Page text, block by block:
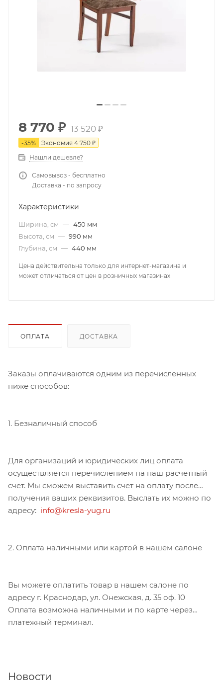
8 770 ₽ 13 520₽
-35% Экономия 4 750 ₽
Нашли дешевле?
Самовывоз - бесплатно
Доставка - по запросу
Характеристики
Ширина, см — 450 мм
Высота, см — 990 мм
Глубина, см — 440 мм
Цена действительна только для интернет-магазина и
может отличаться от цен в розничных магазинах
ОПЛАТА ДОСТАВКА
Заказы оплачиваются одним из перечисленных
ниже способов:
1. Безналичный способ
Для организаций и юридических лиц оплата
осуществляется перечислением на наш расчетный
счет. Мы сможем выставить счет на оплату после
получения ваших реквизитов. Выслать их можно по
адресу: info@kresla-yug.ru
2. Оплата наличными или картой в нашем салоне
Вы можете оплатить товар в нашем салоне по
адресу г. Краснодар, ул. Онежская, д. 35 оф. 10
Оплата возможна наличными и по карте через
платежный терминал.
Новости